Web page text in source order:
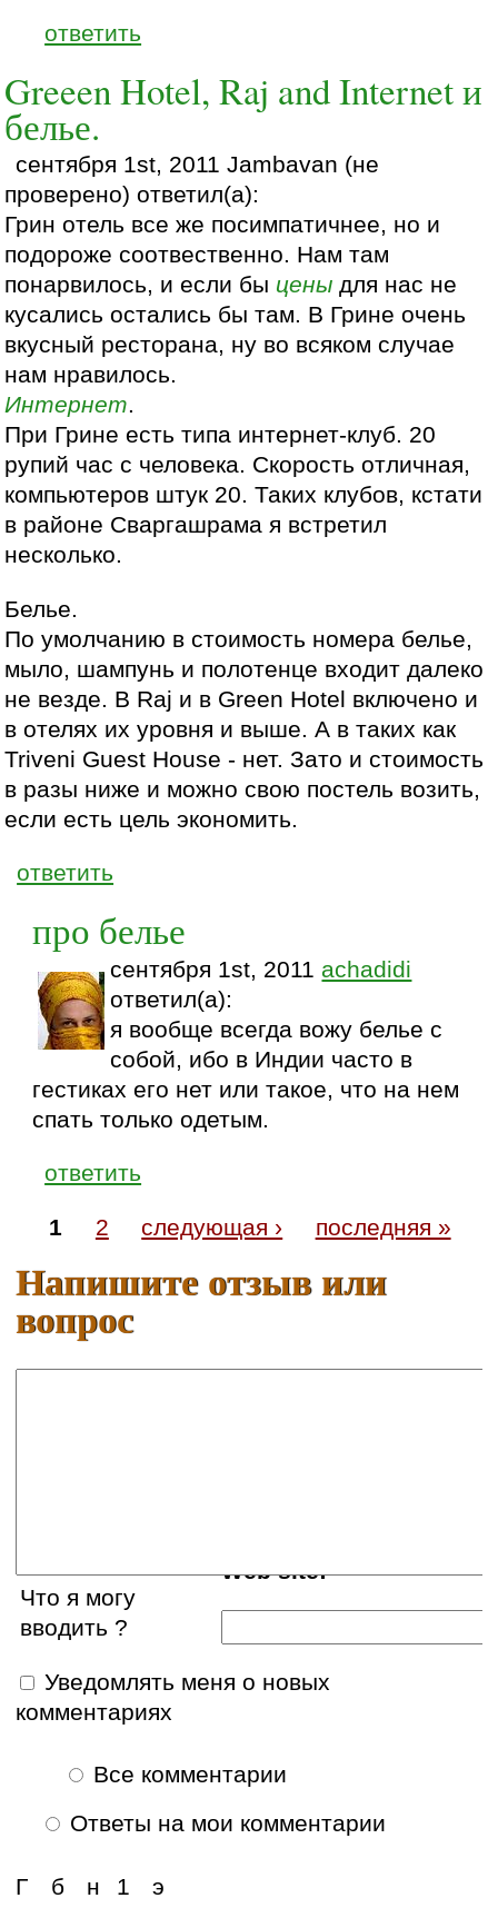
ответить
Greeen Hotel, Raj and Internet и
белье.
сентября 1st, 2011 Jambavan (не
проверено) ответил(а):
Грин отель все же посимпатичнее, но и
подороже соотвественно. Нам там
понарвилось, и если бы цены для нас не
кусались остались бы там. В Грине очень
вкусный ресторана, ну во всяком случае
нам нравилось.
Интернет.
При Грине есть типа интернет-клуб. 20
рупий час с человека. Скорость отличная,
компьютеров штук 20. Таких клубов, кстати
в районе Сваргашрама я встретил
несколько.
Белье.
По умолчанию в стоимость номера белье,
мыло, шампунь и полотенце входит далеко
не везде. В Raj и в Green Hotel включено и
в отелях их уровня и выше. А в таких как
Triveni Guest House - нет. Зато и стоимость
в разы ниже и можно свою постель возить,
если есть цель экономить.
ответить
про белье
сентября 1st, 2011 achadidi
ответил(а):
я вообще всегда вожу белье с
собой, ибо в Индии часто в
гестиках его нет или такое, что на нем
спать только одетым.
ответить
1 2 следующая › последняя »
Напишите отзыв или
вопрос
Web site:
Что я могу
вводить ?
Уведомлять меня о новых
комментариях
Все комментарии
Ответы на мои комментарии
н
б
Г э
1